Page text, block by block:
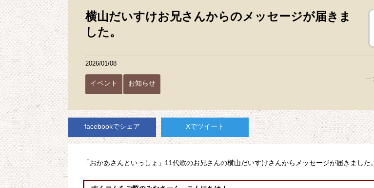
横山だいすけお兄さんからのメッセージが届きま
した。
2026/01/08
イベント お知らせ
facebookでシェア Xでツイート
「おかあさんといっしょ」11代歌のお兄さんの横山だいすけさんからメッセージが届きました。